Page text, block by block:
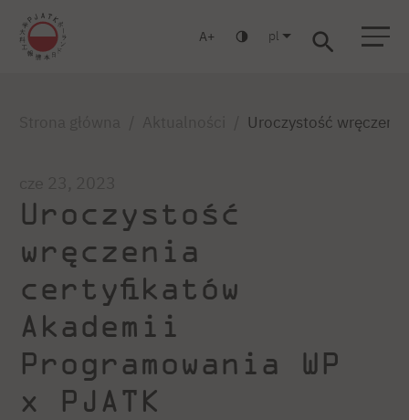
A pl
Uroczystość
Uroczystość
wręczenia
certyfikatów
Akademii
Programowania WP
x PJATK